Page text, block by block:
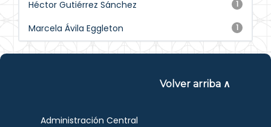
1
Héctor Gutiérrez Sánchez
1
Marcela Ávila Eggleton
Volver arriba ∧
Administración Central